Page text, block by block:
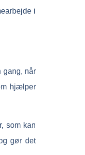
i
gang, når
hjælper
som kan
gør det